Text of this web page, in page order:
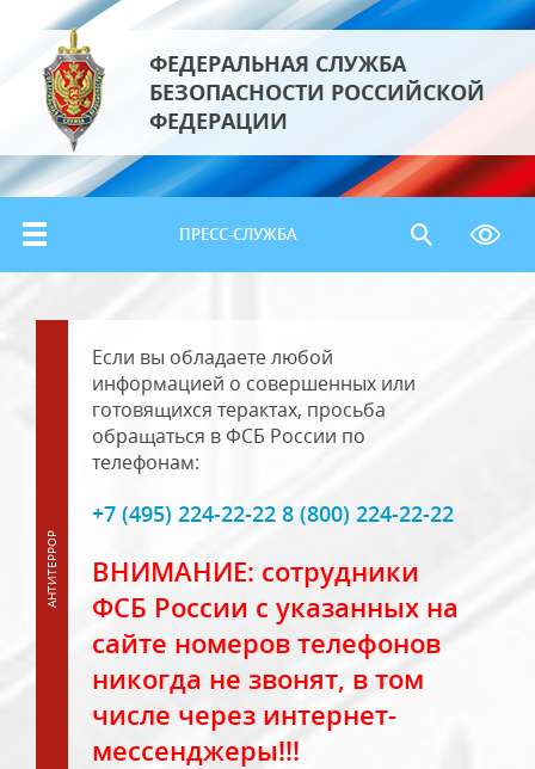
ФЕДЕРАЛЬНАЯ СЛУЖБА
БЕЗОПАСНОСТИ РОССИЙСКОЙ
ФЕДЕРАЦИИ
ПРЕСС-СЛУЖБА
Если вы обладаете любой
информацией о совершенных или
готовящихся терактах, просьба
обращаться в ФСБ России по
телефонам:
+7 (495) 224-22-22 8 (800) 224-22-22
ВНИМАНИЕ: сотрудники
ФСБ России с указанных на
сайте номеров телефонов
никогда не звонят, в том
числе через интернет-
мессенджеры!!!